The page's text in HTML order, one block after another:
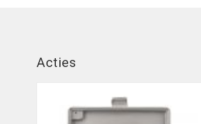
Acties